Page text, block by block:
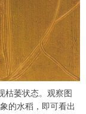
萎状态。观察图
的水稻，即可看出